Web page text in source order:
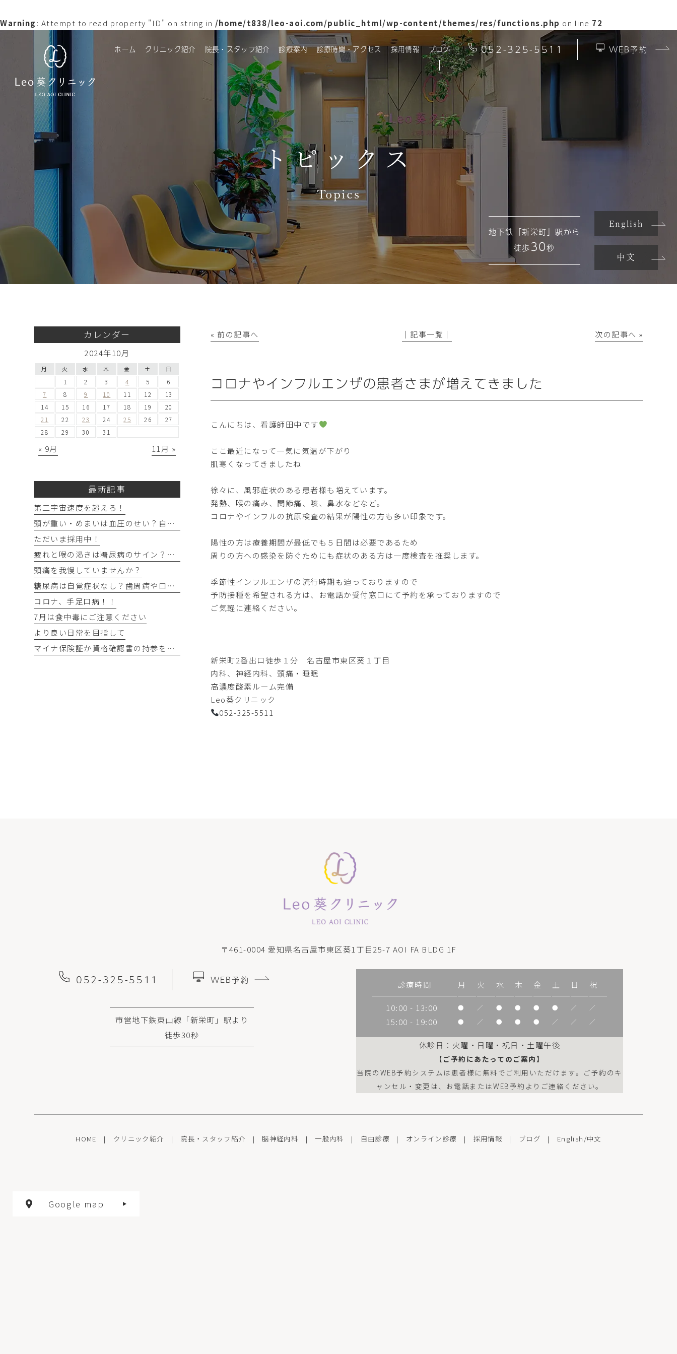
Warning: Attempt to read property "ID" on string in /home/t838/leo-aoi.com/public_html/wp-content/themes/res/functions.php on line 72
ホーム クリニック紹介 院長・スタッフ紹介 診療案内 診療時間・アクセス 採用情報 ブログ 052-325-5511 WEB予約
トピックス
Topics
地下鉄「新栄町」駅から
徒歩30秒
English
中文
« 前の記事へ │記事一覧│ 次の記事へ »
コロナやインフルエンザの患者さまが増えてきました
こんにちは、看護師田中です
ここ最近になって一気に気温が下がり
肌寒くなってきましたね
徐々に、風邪症状のある患者様も増えています。
発熱、喉の痛み、関節痛、咳、鼻水などなど。
コロナやインフルの抗原検査の結果が陽性の方も多い印象です。
陽性の方は療養期間が最低でも５日間は必要であるため
周りの方への感染を防ぐためにも症状のある方は一度検査を推奨します。
季節性インフルエンザの流行時期も迫っておりますので
予防接種を希望される方は、お電話か受付窓口にて予約を承っておりますので
ご気軽に連絡ください。
新栄町2番出口徒歩１分 名古屋市東区葵１丁目
内科、神経内科、頭痛・睡眠
高濃度酸素ルーム完備
Leo葵クリニック
052-325-5511
カレンダー
2024年10月
月 火 水 木 金 土 日
1 2 3 4 5
6
7
8 9 10 11 12
13
14
15 16 17 18 19
20
21
22 23 24 25 26
27
28
29 30 31
« 9月 11月 »
最新記事
第二宇宙速度を超えろ！
頭が重い・めまいは血圧のせい？自宅でできる確認法と受診目安
ただいま採用中！
疲れと喉の渇きは糖尿病のサイン？忙しい40代の受診目安
頭痛を我慢していませんか？
糖尿病は自覚症状なし？歯周病や口の渇きなど初期サイン5つと数値
コロナ、手足口病！！
7月は食中毒にご注意ください
より良い日常を目指して
マイナ保険証か資格確認書の持参をお願いします
〒461-0004 愛知県名古屋市東区葵1丁目25-7 AOI FA BLDG 1F
052-325-5511 WEB予約
市営地下鉄東山線「新栄町」駅より
徒歩30秒
診療時間 月 火 水 木 金 土 日 祝
10:00 - 13:00 ● ／ ● ● ● ● ／ ／
15:00 - 19:00 ● ／ ● ● ● ／ ／ ／
休診日：火曜・日曜・祝日・土曜午後
【ご予約にあたってのご案内】
当院のWEB予約システムは患者様に無料でご利用いただけます。ご予約のキ
ャンセル・変更は、お電話またはWEB予約よりご連絡ください。
HOME | クリニック紹介 | 院長・スタッフ紹介 |脳神経内科 |一般内科 | 自由診療 | オンライン診療 | 採用情報 | ブログ | English /中文
Google map